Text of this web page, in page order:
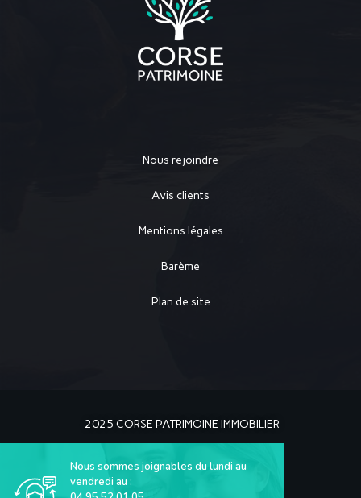
Nous rejoindre
Avis clients
Mentions légales
Barème
Plan de site
2025 CORSE PATRIMOINE IMMOBILIER
Nous sommes joignables du lundi au
vendredi au :